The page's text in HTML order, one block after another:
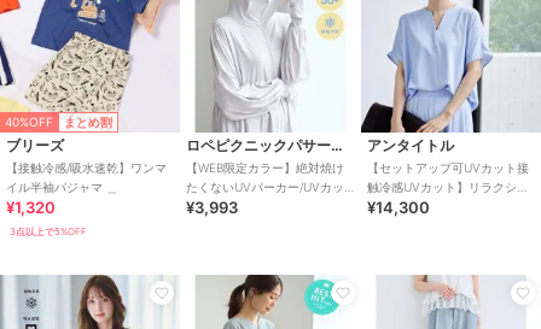
40%OFF まとめ割
ブリーズ
【接触冷感/吸水速乾】ワンマ
¥1,320
3点以上で5%OFF
ロペピクニックパサージュ
【WEB限定カラー】絶対焼け
たくないUVパーカー/UVカッ
ト・接触冷感
¥3,993
アンタイトル
【セットアップ可UVカット接
触冷感UVカット】リラクシー
キーVネックブラウス
¥14,300